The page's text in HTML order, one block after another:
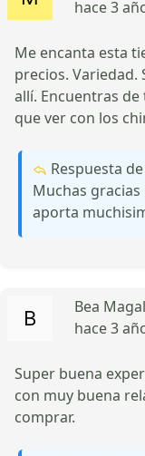
hace 3
Me encanta esta
precios. Variedad.
allí. Encuentras
que ver con los
Respuesta de
Muchas
aporta
Bea
hace 3
Super buena
con muy buena
comprar.